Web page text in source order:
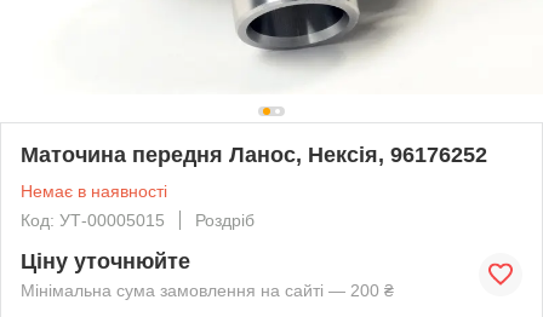
Маточина передня Ланос, Нексія, 96176252
Немає в наявності
Код: УТ-00005015
Роздріб
Ціну уточнюйте
Мінімальна сума замовлення на сайті — 200 ₴